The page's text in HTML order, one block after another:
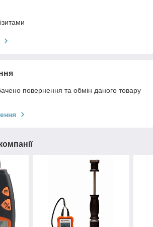
повернення та обмін даного товару